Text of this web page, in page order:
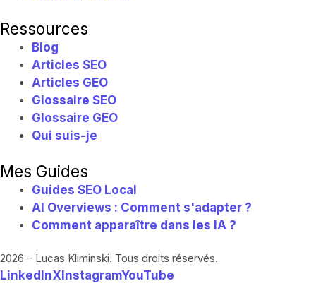
Ressources
Blog
Articles SEO
Articles GEO
Glossaire SEO
Glossaire GEO
Qui suis-je
Mes Guides
Guides SEO Local
AI Overviews : Comment s'adapter ?
Comment apparaître dans les IA ?
2026 – Lucas Kliminski. Tous droits réservés.
LinkedInX InstagramYouTube